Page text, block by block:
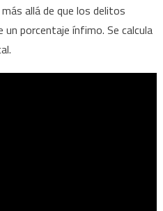
allá de que los delitos
porcentaje ínfimo. Se calcula